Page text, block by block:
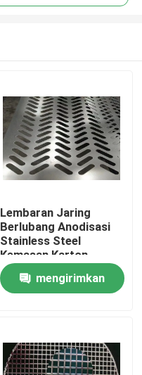
Lembaran Jaring
Berlubang Anodisasi
Stainless Steel
Kemasan Karton
Panjang 0,5m-6m
mengirimkan